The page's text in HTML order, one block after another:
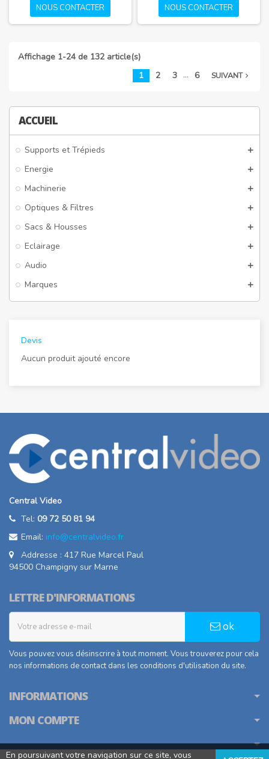
ACCUEIL
Supports et Trépieds
Energie
Machinerie
Optiques & Filtres
Sacs & Housses
Eclairage
Audio
Marques
Devis
Aucun produit ajouté encore
NOUS CONTACTER NOUS CONTACTER
Affichage 1-24 de 132 article(s)
1
2 3 … 6 SUIVANTnavigate_next
Central Video
Tel: 09 72 50 81 94
Email: info@centralvideo.fr
Addresse : 417 Rue Marcel Paul
94500 Champigny sur Marne
LETTRE D'INFORMATIONS
ok
Vous pouvez vous désinscrire à tout moment. Vous trouverez pour cela
nos informations de contact dans les conditions d'utilisation du site.
INFORMATIONS
MON COMPTE
En poursuivant votre navigation sur ce site, vous